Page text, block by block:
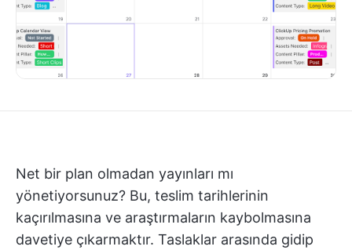
Net bir plan olmadan yayınları mı
yönetiyorsunuz? Bu, teslim tarihlerinin
kaçırılmasına ve araştırmaların kaybolmasına
davetiye çıkarmaktır. Taslaklar arasında gidip